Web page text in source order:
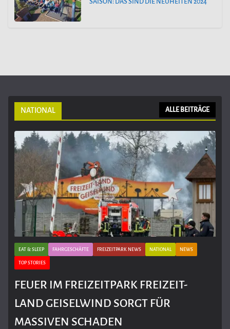
SAISON: DAS SIND DIE NEUHEITEN 2024
NATIONAL ALLE BEITRÄGE
EAT & SLEEP FAHRGESCHÄFTE FREIZEITPARK NEWS NATIONAL NEWS
TOP STORIES
FEUER IM FREIZEITPARK FREIZEIT-
LAND GEISELWIND SORGT FÜR
MASSIVEN SCHADEN